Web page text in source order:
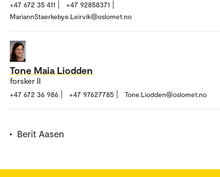
+47 672 35 411
+47 92858371
MariannStaerkebye.Leirvik@oslomet.no
Tone Maia Liodden
forsker II
+47 672 36 986 +47 97627785 Tone.Liodden@oslomet.no
Berit Aasen